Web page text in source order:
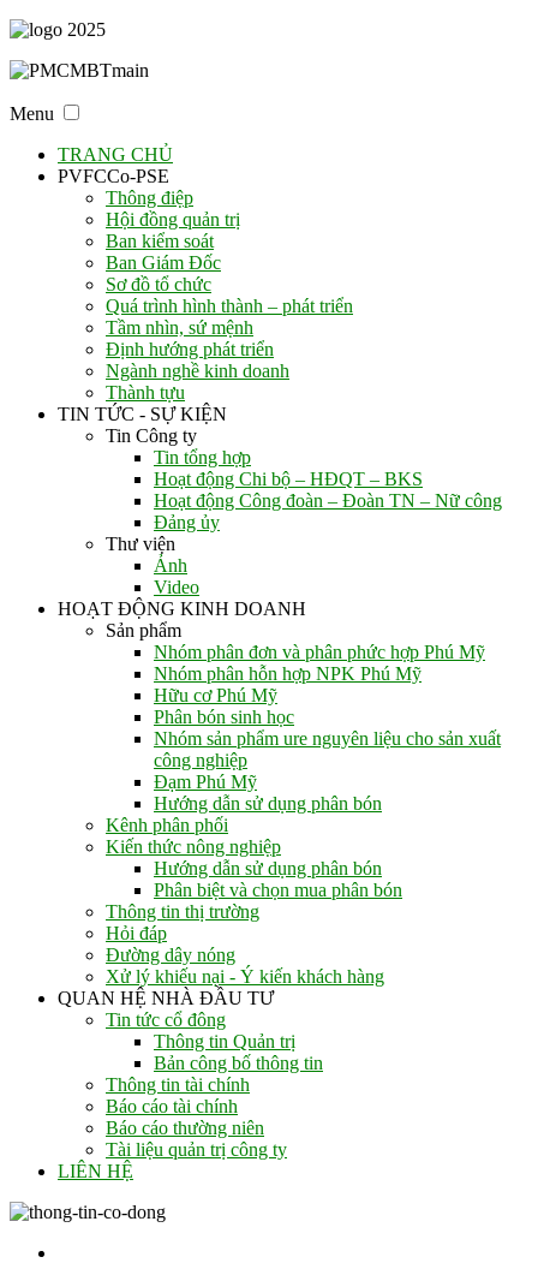
Menu
TRANG CHỦ
PVFCCo-PSE
Thông điệp
Hội đồng quản trị
Ban kiểm soát
Ban Giám Đốc
Sơ đồ tổ chức
Quá trình hình thành – phát triển
Tầm nhìn, sứ mệnh
Định hướng phát triển
Ngành nghề kinh doanh
Thành tựu
TIN TỨC - SỰ KIỆN
Tin Công ty
Tin tổng hợp
Hoạt động Chi bộ – HĐQT – BKS
Hoạt động Công đoàn – Đoàn TN – Nữ công
Đảng ủy
Thư viện
Ảnh
Video
HOẠT ĐỘNG KINH DOANH
Sản phẩm
Nhóm phân đơn và phân phức hợp Phú Mỹ
Nhóm phân hỗn hợp NPK Phú Mỹ
Hữu cơ Phú Mỹ
Phân bón sinh học
Nhóm sản phẩm ure nguyên liệu cho sản xuất
công nghiệp
Đạm Phú Mỹ
Hướng dẫn sử dụng phân bón
Kênh phân phối
Kiến thức nông nghiệp
Hướng dẫn sử dụng phân bón
Phân biệt và chọn mua phân bón
Thông tin thị trường
Hỏi đáp
Đường dây nóng
Xử lý khiếu nại - Ý kiến khách hàng
QUAN HỆ NHÀ ĐẦU TƯ
Tin tức cổ đông
Thông tin Quản trị
Bản công bố thông tin
Thông tin tài chính
Báo cáo tài chính
Báo cáo thường niên
Tài liệu quản trị công ty
LIÊN HỆ